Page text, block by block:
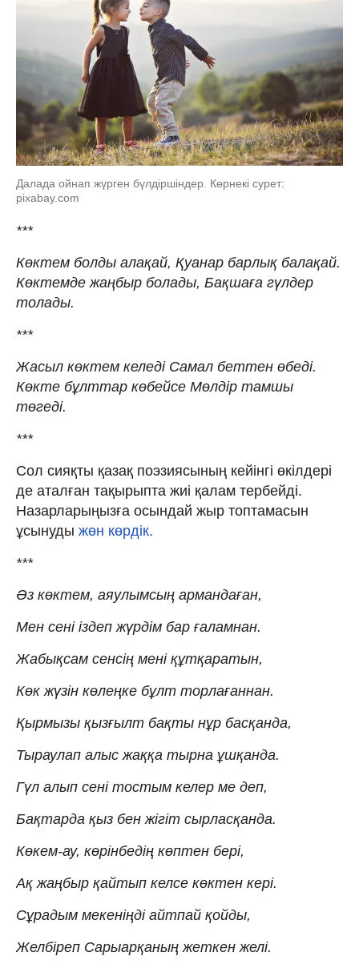
Далада ойнап жүрген бүлдіршіндер. Көрнекі сурет:
pixabay.com
***
Көктем болды алақай, Қуанар барлық балақай.
Көктемде жаңбыр болады, Бақшаға гүлдер
толады.
***
Жасыл көктем келеді Самал беттен өбеді.
Көкте бұлттар көбейсе Мөлдір тамшы
төгеді.
***
Сол сияқты қазақ поэзиясының кейінгі өкілдері
де аталған тақырыпта жиі қалам тербейді.
Назарларыңызға осындай жыр топтамасын
ұсынуды жөн көрдік.
***
Әз көктем, аяулымсың армандаған,
Мен сені іздеп жүрдім бар ғаламнан.
Жабықсам сенсің мені құтқаратын,
Көк жүзін көлеңке бұлт торлағаннан.
Қырмызы қызғылт бақты нұр басқанда,
Тыраулап алыс жаққа тырна ұшқанда.
Гүл алып сені тостым келер ме деп,
Бақтарда қыз бен жігіт сырласқанда.
Көкем-ау, көрінбедің көптен бері,
Ақ жаңбыр қайтып келсе көктен кері.
Сұрадым мекеніңді айтпай қойды,
Желбіреп Сарыарқаның жеткен желі.